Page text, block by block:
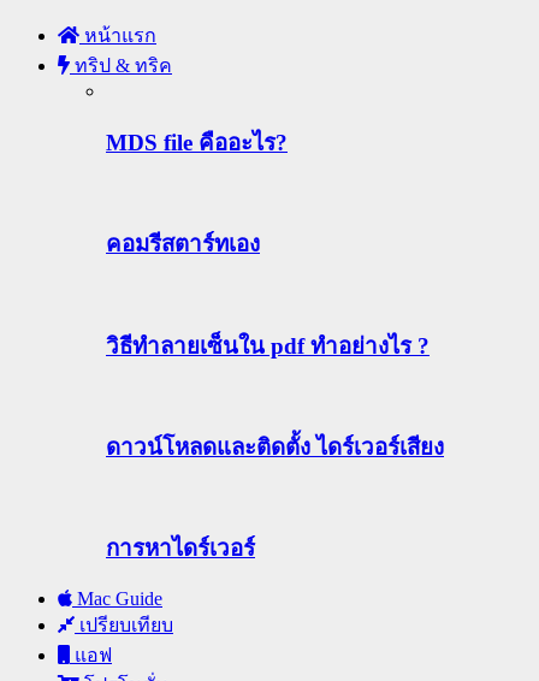
หน้าแรก
ทริป & ทริค
MDS file คืออะไร?
คอมรีสตาร์ทเอง
วิธีทําลายเซ็นใน pdf ทำอย่างไร ?
ดาวน์โหลดและติดตั้ง ไดร์เวอร์เสียง
การหาไดร์เวอร์
Mac Guide
เปรียบเทียบ
แอฟ